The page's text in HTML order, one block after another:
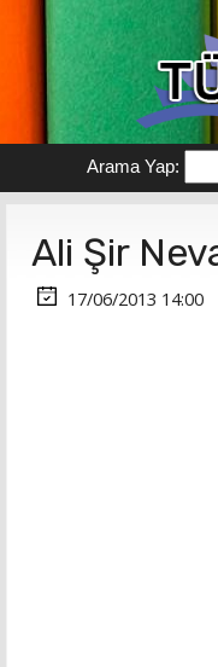
Arama Yap:
Ali Şir
17/06/2013 14:00